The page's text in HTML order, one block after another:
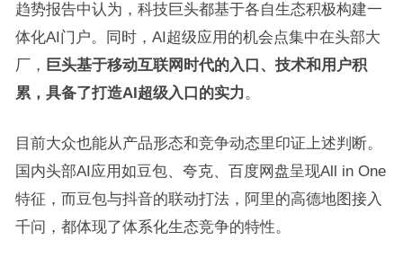
趋势报告中认为，科技巨头都基于各自生态积极构建一
体化AI门户。同时，AI超级应用的机会点集中在头部大
厂， 巨头基于移动互联网时代的入口、技术和用户积
累，具备了打造AI超级入口的实力 。
目前大众也能从产品形态和竞争动态里印证上述判断。
国内头部AI应用如豆包、夸克、百度网盘呈现All in One
特征，而豆包与抖音的联动打法，阿里的高德地图接入
千问，都体现了体系化生态竞争的特性。